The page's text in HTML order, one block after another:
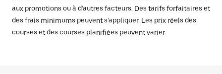
aux promotions ou à d’autres facteurs. Des tarifs forfaitaires et
des frais minimums peuvent s’appliquer. Les prix réels des
courses et des courses planifiées peuvent varier.